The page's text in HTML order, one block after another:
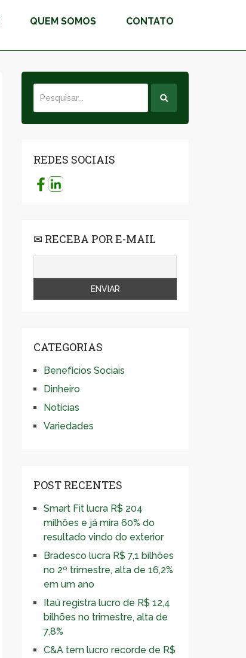
QUEM SOMOS CONTATO
REDES SOCIAIS
✉ RECEBA POR E-MAIL
CATEGORIAS
Benefícios Sociais
Dinheiro
Notícias
Variedades
POST RECENTES
Smart Fit lucra R$ 204
milhões e já mira 60% do
resultado vindo do exterior
Bradesco lucra R$ 7,1 bilhões
no 2º trimestre, alta de 16,2%
em um ano
Itaú registra lucro de R$ 12,4
bilhões no trimestre, alta de
7,8%
C&A tem lucro recorde de R$